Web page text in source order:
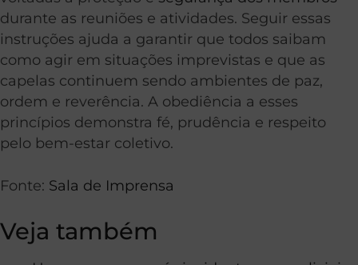
durante as reuniões e atividades. Seguir essas
instruções ajuda a garantir que todos saibam
como agir em situações imprevistas e que as
capelas continuem sendo ambientes de paz,
ordem e reverência. A obediência a esses
princípios demonstra fé, prudência e respeito
pelo bem-estar coletivo.
Fonte: Sala de Imprensa
Veja também